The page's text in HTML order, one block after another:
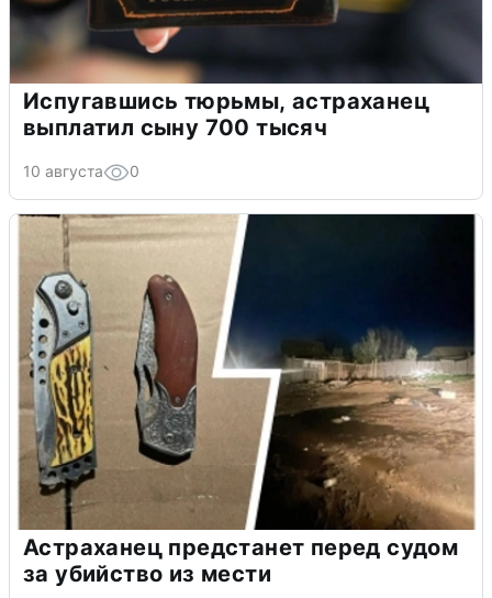
Испугавшись тюрьмы, астраханец
выплатил сыну 700 тысяч
10 августа 0
Астраханец предстанет перед судом
за убийство из мести